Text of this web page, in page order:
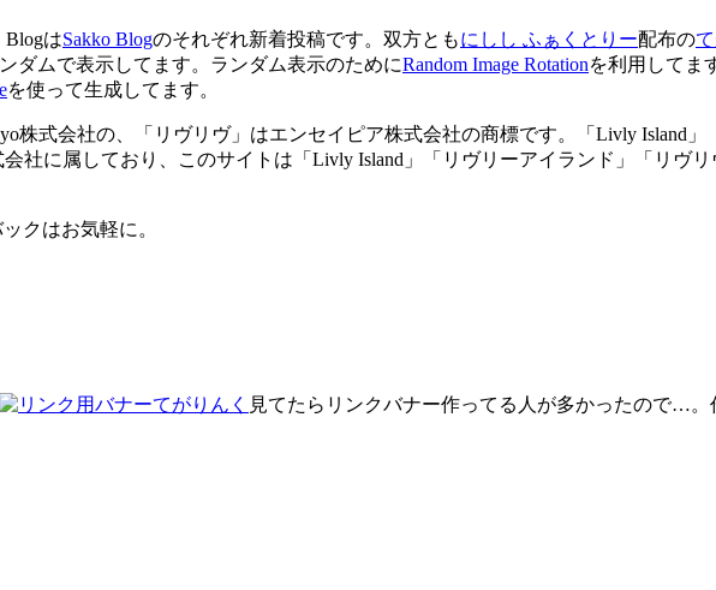
BlogはSakko Blogのそれぞれ新着投稿です。双方ともにしし ふぁくとりー配布の
ダムで表示してます。ランダム表示のためにRandom Image Rotationを利用してま
を使って生成してます。
株式会社の、「リヴリヴ」はエンセイピア株式会社の商標です。「Livly Island
社に属しており、このサイトは「Livly Island」「リヴリーアイランド」「リヴ
クはお気軽に。
てがりんく 見てたらリンクバナー作ってる人が多かったので…。